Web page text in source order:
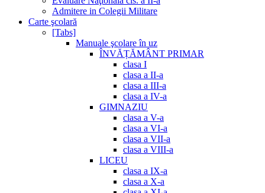
Admitere in Colegii Militare
Carte şcolară
[Tabs]
Manuale şcolare în uz
ÎNVĂȚĂMÂNT PRIMAR
clasa I
clasa a II-a
clasa a III-a
clasa a IV-a
GIMNAZIU
clasa a V-a
clasa a VI-a
clasa a VII-a
clasa a VIII-a
LICEU
clasa a IX-a
clasa a X-a